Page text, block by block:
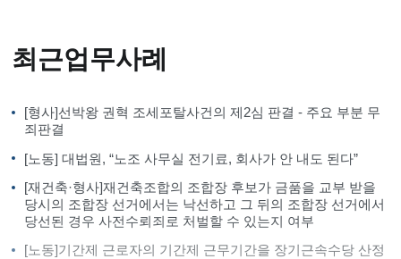
최근업무사례
[형사]선박왕 권혁 조세포탈사건의 제2심 판결 - 주요 부분 무
죄판결
[노동] 대법원, “노조 사무실 전기료, 회사가 안 내도 된다”
[재건축·형사]재건축조합의 조합장 후보가 금품을 교부 받을
당시의 조합장 선거에서는 낙선하고 그 뒤의 조합장 선거에서
당선된 경우 사전수뢰죄로 처벌할 수 있는지 여부
[노동]기간제 근로자의 기간제 근무기간을 장기근속수당 산정